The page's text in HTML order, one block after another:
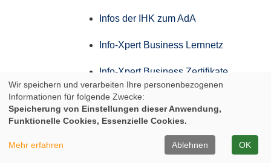
Infos der IHK zum AdA
Info-Xpert Business Lernnetz
Info-Xpert Business Zertifikate
Weitere Infos zum Xpert Business
Weitere Infos zum Xpert Business
Weitere Infos zum Xpert Business
Wir speichern und verarbeiten Ihre personenbezogenen
Informationen für folgende Zwecke:
Speicherung von Einstellungen dieser Anwendung,
Funktionelle Cookies, Essenzielle Cookies.
Mehr erfahren Ablehnen OK